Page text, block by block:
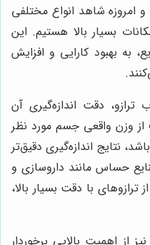
شاهد انواع مختلفی
بسیار بالا هستیم. این
به بهبود کارایی و افزایش
ترازو، دقت اندازه‌گیری آن
از وزن واقعی جسم مورد نظر
نتایج اندازه‌گیری دقیق‌تر
حساس مانند داروسازی و
ترازوهای با دقت بسیار بالا،
از اهمیت بالایی برخوردار